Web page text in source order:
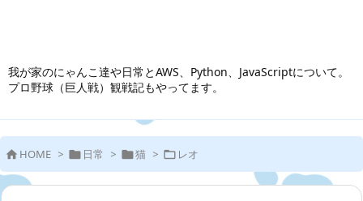
我が家のにゃんこ達や日常とAWS、Python、JavaScriptについて。
プロ野球（巨人戦）観戦記もやってます。
 HOME >  日常 > 猫 >  レオ